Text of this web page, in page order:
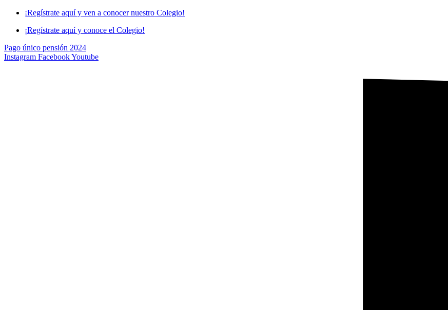
Skip
content
¡Regístrate aquí y ven a conocer nuestro Colegio!
¡Regístrate aquí y conoce el Colegio!
Pago único pensión 2024
Instagram FacebookYoutube